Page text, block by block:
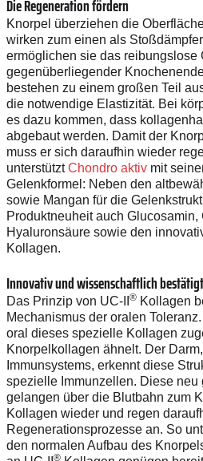
Die Regeneration fördern
Knorpel überziehen die
wirken zum einen als
ermöglichen sie das reibungslose
gegenüberliegender
bestehen zu einem großen Teil
die notwendige Elastizität. Bei
es dazu kommen, dass
abgebaut werden. Damit der
muss er sich daraufhin wieder
unterstütztChondro aktiv mit
Gelenkformel: Neben den
sowie Mangan für die
Produktneuheit auch Glucosamin,
Hyaluronsäure sowie den
Kollagen.
Innovativ und wissenschaftlich bestätigt
Das Prinzip von UC-II ® Kollagen
Mechanismus der oralen
oral dieses spezielle Kollagen
Knorpelkollagen ähnelt. Der
Immunsystems, erkennt diese
spezielle Immunzellen. Diese neu
gelangen über die Blutbahn zum
Kollagen wieder und regen
Regenerationsprozesse an. So
den normalen Aufbau des
®